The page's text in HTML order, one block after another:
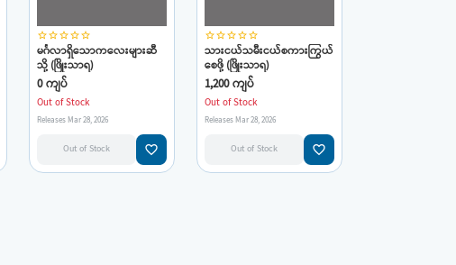
star_borderstar_borderstar_borderstar_borderstar_border
မင်္ဂလာရှိသောကလေးများဆီ
သို့ (ဖြိုးသာရ)
0 ကျပ်
Out of Stock
Releases Mar 28, 2026
Out of Stock favorite_border
star_borderstar_borderstar_borderstar_borderstar_border
သားငယ်သမီးငယ်စကားကြွယ်
စေဖို့ (ဖြိုးသာရ)
1,200 ကျပ်
Out of Stock
Releases Mar 28, 2026
Out of Stock favorite_border